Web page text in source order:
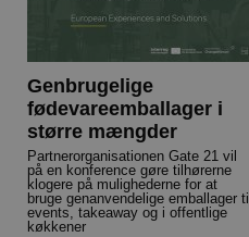
Genbrugelige
fødevareemballager i
større mængder
Partnerorganisationen Gate 21 vil
på en konference gøre tilhørerne
klogere på mulighederne for at
bruge genanvendelige emballager til
events, takeaway og i offentlige
køkkener